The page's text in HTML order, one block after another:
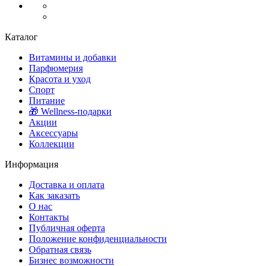
Каталог
Витамины и добавки
Парфюмерия
Красота и уход
Спорт
Питание
🎁 Wellness-подарки
Акции
Аксессуары
Коллекции
Информация
Доставка и оплата
Как заказать
О нас
Контакты
Публичная оферта
Положение конфиденциальности
Обратная связь
Бизнес возможности